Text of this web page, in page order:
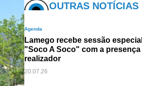
OUTRAS NOTÍCIAS
Agenda
Lamego recebe sessão
"Soco A Soco" com a presença
realizador
20.07.26